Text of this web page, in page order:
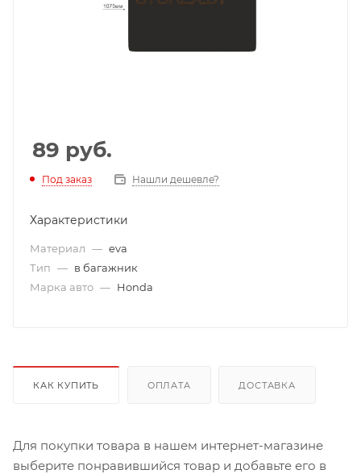
89 руб.
Под заказ Нашли дешевле?
Характеристики
Материал — eva
Тип — в багажник
Марка авто — Honda
КАК КУПИТЬ ОПЛАТА ДОСТАВКА
Для покупки товара в нашем интернет-магазине
выберите понравившийся товар и добавьте его в